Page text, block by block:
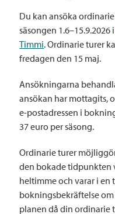
Du kan ansöka
säsongen 1.6–15.9.2026
Timmi. Ordinarie turer
fredagen den 15 maj.
Ansökningarna
ansökan har mottagits,
e-postadressen i
37 euro per säsong.
Ordinarie turer
den bokade tidpunkten
heltimme och varar i en
bokningsbekräftelse
planen då din ordinarie